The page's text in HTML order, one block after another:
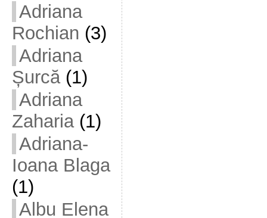
Adriana
Rochian (3)
Adriana
Șurcă(1)
Adriana
Zaharia(1)
Adriana-
Ioana Blaga
(1)
Albu Elena